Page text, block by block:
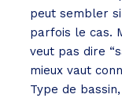
peut sembler
parfois le cas.
veut pas dire
mieux vaut
Type de